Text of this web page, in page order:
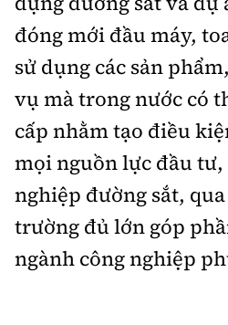
đóng mới đầu máy,
sử dụng các sản
vụ mà trong nước có
cấp nhằm tạo điều
mọi nguồn lực đầu
nghiệp đường sắt,
trường đủ lớn góp
ngành công nghiệp